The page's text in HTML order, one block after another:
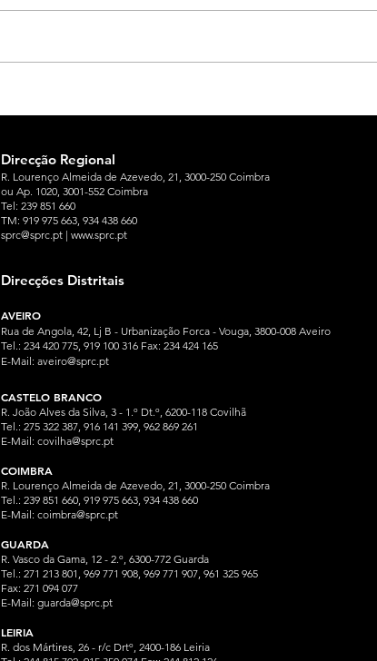
Direcção Regional
R. Lourenço Almeida de Azevedo, 21, 3000-250 Coimbra
ou Ap. 1020, 3001-552 Coimbra
Tel: 239 851 660
TM: 919 975 663, 934 438 660
sprc@sprc.pt | www.sprc.pt
Direcções Distritais
AVEIRO
Rua de Angola, 42, Lj B - Urbanização Forca - Vouga, 3800-008 Aveiro
Tel.: 234 420 775, 919 100 316 Fax: 234 424 165
E-Mail: aveiro@sprc.pt
CASTELO BRANCO
R. João Alves da Silva, 3 - 1.º Dt.º, 6200-118 Covilhã
Tel.: 275 322 387, 916 141 399, 962 869 261
E-Mail: covilha@sprc.pt
COIMBRA
R. Lourenço Almeida de Azevedo, 21, 3000-250 Coimbra
Tel.: 239 851 660, 919 975 663, 934 438 660
E-Mail: coimbra@sprc.pt
GUARDA
R. Vasco da Gama, 12 - 2.º, 6300-772 Guarda
Tel.: 271 213 801, 969 771 908, 969 771 907, 961 325 965
Fax: 271 094 077
E-Mail: guarda@sprc.pt
LEIRIA
R. dos Mártires, 26 - r/c Drtº, 2400-186 Leiria